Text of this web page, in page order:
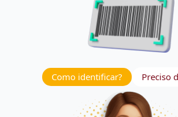
Como identificar? Preciso